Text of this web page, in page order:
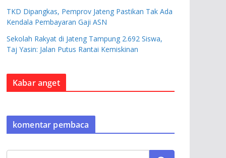
TKD Dipangkas, Pemprov Jateng Pastikan Tak Ada
Kendala Pembayaran Gaji ASN
Sekolah Rakyat di Jateng Tampung 2.692 Siswa,
Taj Yasin: Jalan Putus Rantai Kemiskinan
Kabar anget
komentar pembaca